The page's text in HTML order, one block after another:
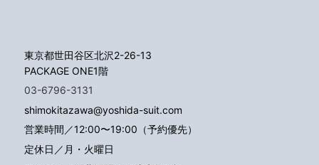
東京都世田谷区北沢2-26-13
PACKAGE ONE1階
03-6796-3131
shimokitazawa@yoshida-suit.com
営業時間／12:00〜19:00（予約優先）
定休日／月・火曜日